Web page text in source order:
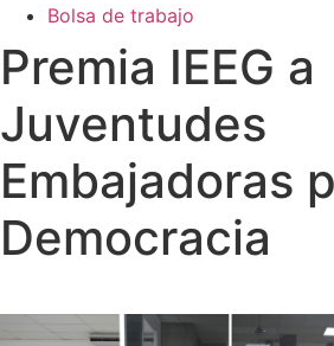
Bolsa de trabajo
Premia IEEG a
Juventudes
Embajadoras
Democracia